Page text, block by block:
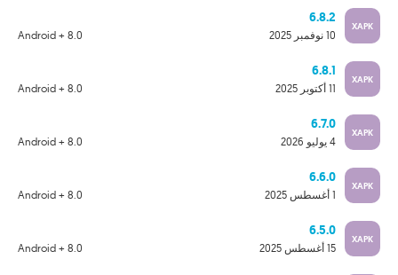
XAPK
6.8.2
Android + 8.0 10 نوفمبر 2025
XAPK
6.8.1
Android + 8.0 11 أكتوبر 2025
XAPK
6.7.0
Android + 8.0 4 يوليو 2026
XAPK
6.6.0
Android + 8.0 1 أغسطس 2025
XAPK
6.5.0
Android + 8.0 15 أغسطس 2025